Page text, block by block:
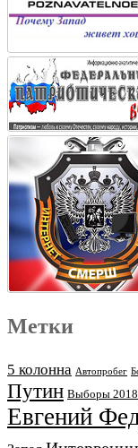
Метки
5 колонна Автопробег
Путин Выборы 2018
Евгений